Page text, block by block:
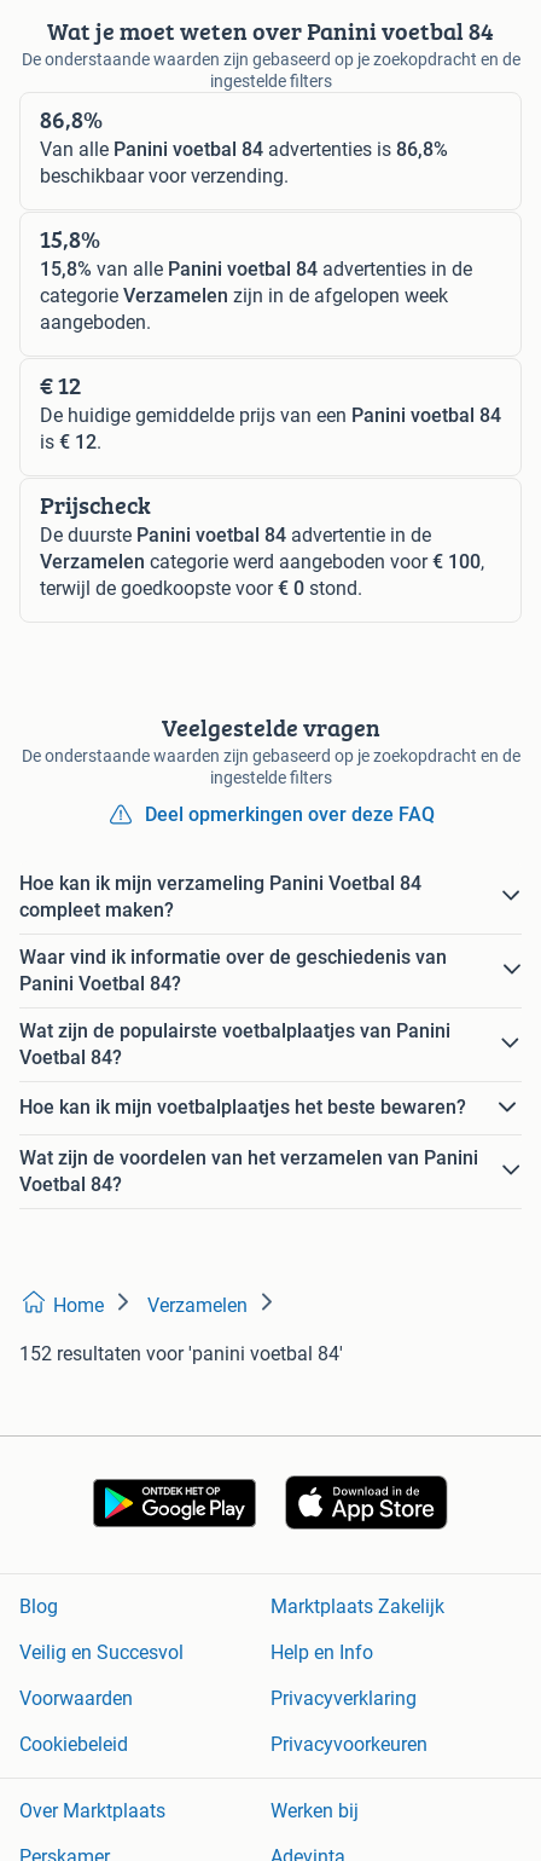
Wat je moet weten over Panini voetbal 84
De onderstaande waarden zijn gebaseerd op je zoekopdracht en de
ingestelde filters
86,8%
Van alle Panini voetbal 84 advertenties is 86,8%
beschikbaar voor verzending.
15,8%
15,8% van alle Panini voetbal 84 advertenties in de
categorie Verzamelen zijn in de afgelopen week
aangeboden.
€ 12
De huidige gemiddelde prijs van een Panini voetbal 84
is € 12.
Prijscheck
De duurste Panini voetbal 84 advertentie in de
Verzamelen categorie werd aangeboden voor€ 100,
terwijl de goedkoopste voor€ 0 stond.
Veelgestelde vragen
De onderstaande waarden zijn gebaseerd op je zoekopdracht en de
ingestelde filters
Deel opmerkingen over deze FAQ
Hoe kan ik mijn verzameling Panini Voetbal 84
compleet maken?
Waar vind ik informatie over de geschiedenis van
Panini Voetbal 84?
Wat zijn de populairste voetbalplaatjes van Panini
Voetbal 84?
Hoe kan ik mijn voetbalplaatjes het beste bewaren?
Wat zijn de voordelen van het verzamelen van Panini
Voetbal 84?
Home Verzamelen
152 resultaten voor 'panini voetbal 84'
Blog
Marktplaats Zakelijk
Veilig en Succesvol
Help en Info
Voorwaarden
Privacyverklaring
Cookiebeleid
Privacyvoorkeuren
Over Marktplaats
Werken bij